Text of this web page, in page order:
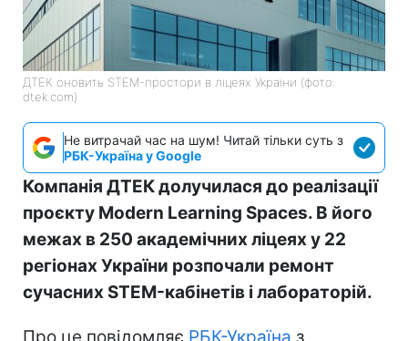
ДТЕК оновить STEM-простори в ліцеях України (фото:
dtek.com)
Не витрачай час на шум! Читай тільки суть з
РБК-Україна у Google
Компанія ДТЕК долучилася до реалізації
проєкту Modern Learning Spaces. В його
межах в 250 академічних ліцеях у 22
регіонах України розпочали ремонт
сучасних STEM-кабінетів і лабораторій.
Про це повідомляє РБК-Україна з